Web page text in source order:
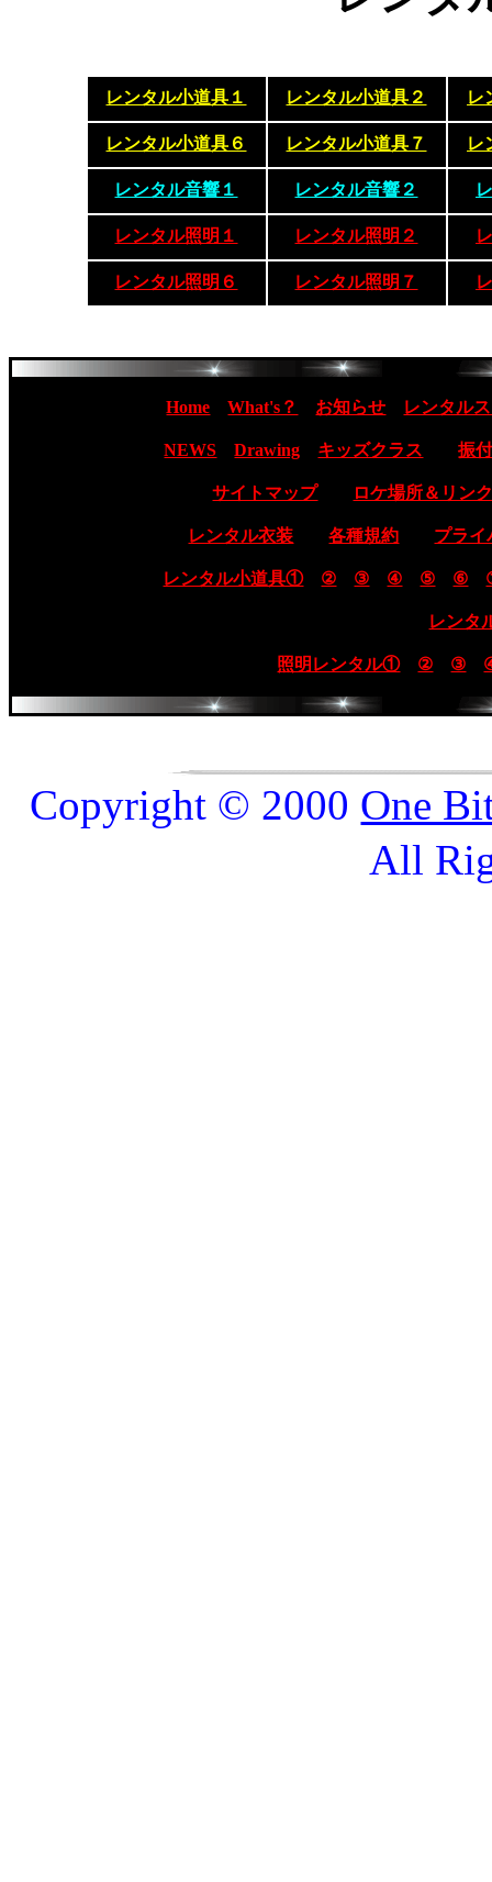
レンタル小道具１ レンタル小道具２ レ
レンタル小道具６ レンタル小道具７ レ
レンタル音響１ レンタル音響２
レンタル照明１ レンタル照明２
レンタル照明６ レンタル照明７
Home What's？ お知らせ レンタル
NEWS Drawing キッズクラス 振
サイトマップ ロケ場所＆リン
レンタル衣装 各種規約 プライ
レンタル小道具① ② ③ ④ ⑤ ⑥
レンタ
照明レンタル① ② ③
Copyright © 2000 One
All